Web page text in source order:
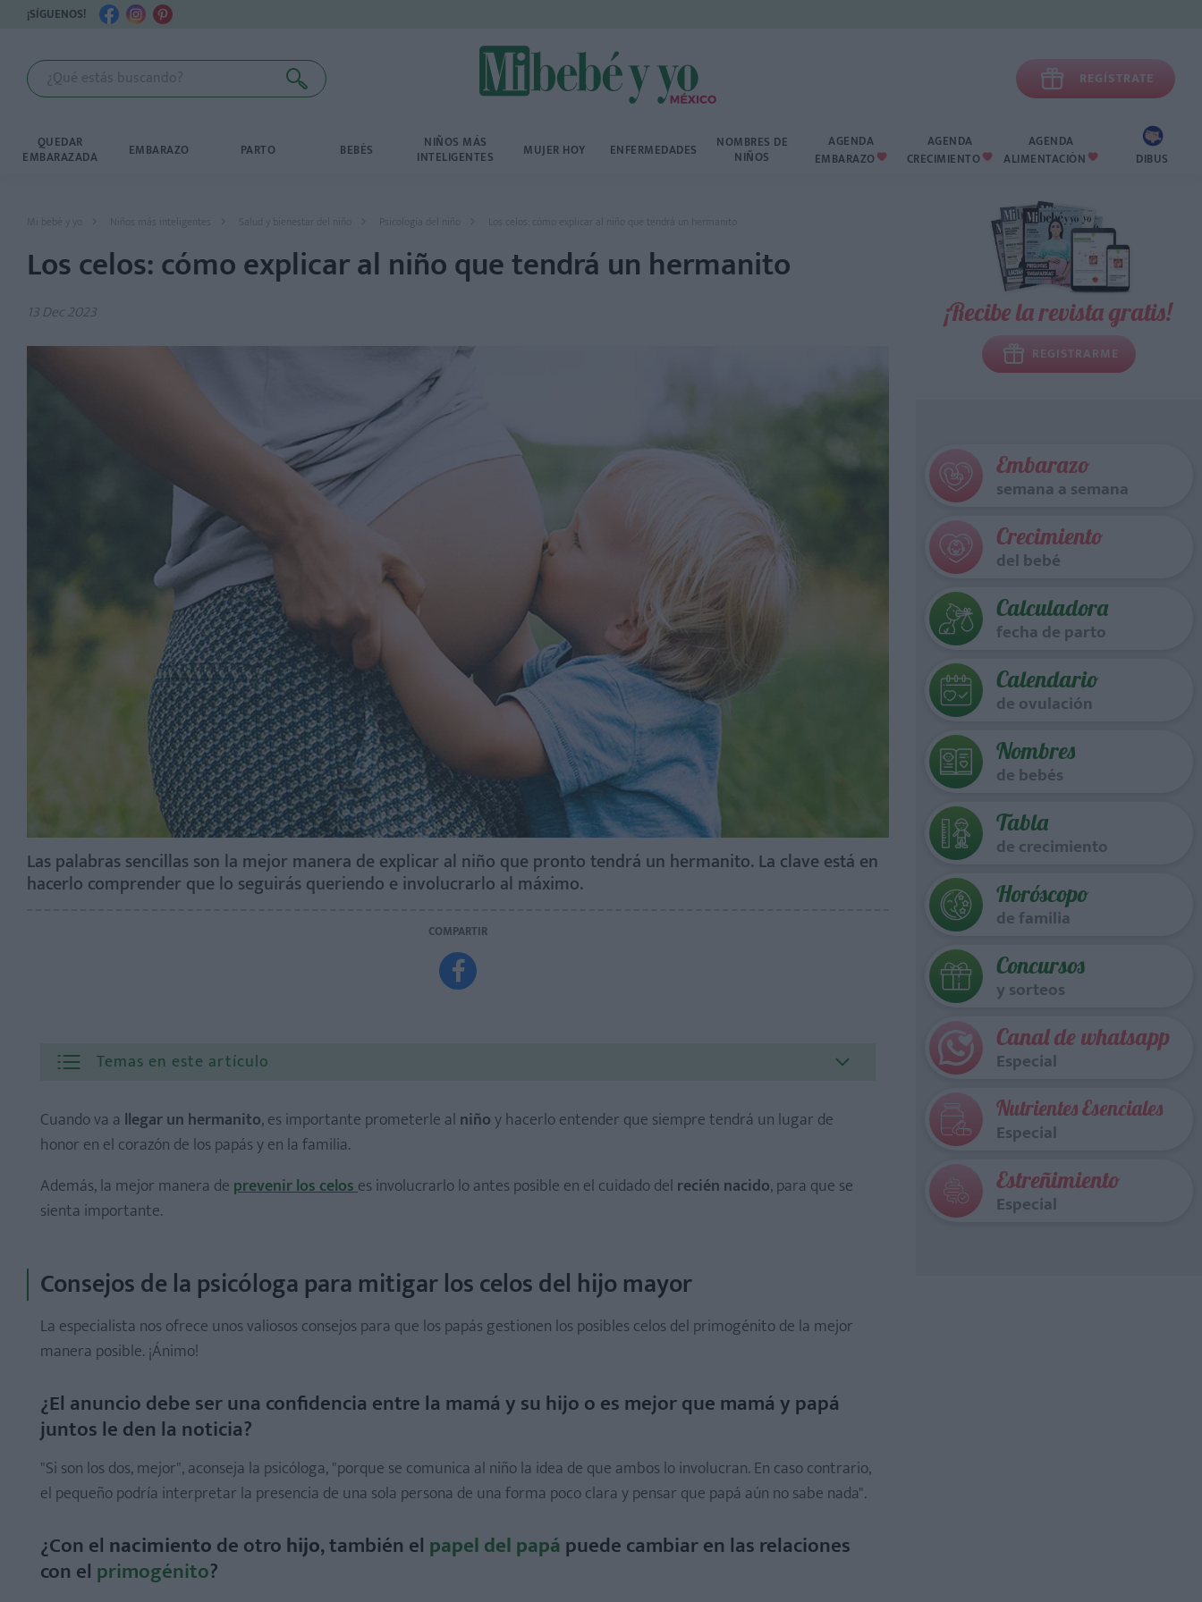
¡SÍGUENOS!
 REGÍSTRATE
QUEDAR
EMBARAZADA EMBARAZO PARTO BEBÉS NIÑOS MÁS
INTELIGENTES MUJER HOY ENFERMEDADES NOMBRES DE
NIÑOS
AGENDA
EMBARAZO 
AGENDA
CRECIMIENTO 
AGENDA
ALIMENTACIÓN  DIBUS
Mi bebé y yo Niños más inteligentes Salud y bienestar del niño Psicología del niño Los celos: cómo explicar al niño que tendrá un hermanito
Los celos: cómo explicar al niño que tendrá un hermanito
13 Dec 2023
Las palabras sencillas son la mejor manera de explicar al niño que pronto tendrá un hermanito. La clave está en
hacerlo comprender que lo seguirás queriendo e involucrarlo al máximo.
COMPARTIR

Temas en este artículo
¿El anuncio debe ser una confidencia entre la mamá y su hijo o es mejor que mamá y papá juntos le den la noticia?
¿Con el nacimiento de otro hijo, también el papel del papá puede cambiar en las relaciones con el primogénito?
Cuando va a llegar un hermanito, es importante prometerle al niñoy hacerlo entender que siempre tendrá un lugar de
honor en el corazón de los papás y en la familia.
Además, la mejor manera de prevenir losceloses involucrarlo lo antes posible en el cuidado del recién nacido, para que se
sienta importante.
Consejos de la psicóloga para mitigar los celos del hijo mayor
La especialista nos ofrece unos valiosos consejos para que los papás gestionen los posibles celos del primogénito de la mejor
manera posible. ¡Ánimo!
¿El anuncio debe ser una confidencia entre la mamá y su hijo o es mejor que mamá y papá
juntos le den la noticia?
"Si son los dos, mejor", aconseja la psicóloga, "porque se comunica al niño la idea de que ambos lo involucran. En caso contrario,
el pequeño podría interpretar la presencia de una sola persona de una forma poco clara y pensar que papá aún no sabe nada".
¿Con el nacimientode otrohijo, también el papel del papápuede cambiar en las relaciones
con el primogénito?
¡Recibe la revista gratis!
REGISTRARME
Embarazo
semana a semana
Crecimiento
del bebé
Calculadora
fecha de parto
Calendario
de ovulación
Nombres
de bebés
Tabla
de crecimiento
Horóscopo
de familia
Concursos
y sorteos
Canal de whatsapp
Especial
Nutrientes Esenciales
Especial
Estreñimiento
Especial